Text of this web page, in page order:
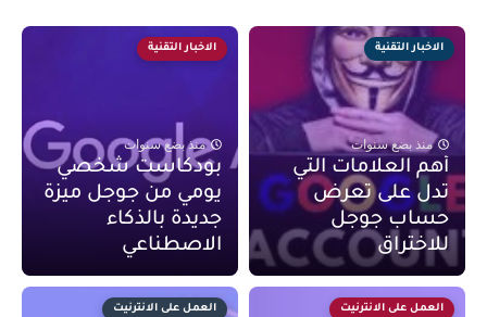
الاخبار التقنية
منذ بضع سنوات
أهم العلامات التي
تدل على تعرض
حساب جوجل
للاختراق
الاخبار التقنية
منذ بضع سنوات
بودكاست شخصي
يومي من جوجل ميزة
جديدة بالذكاء
الاصطناعي
العمل على الانترنيت العمل على الانترنيت